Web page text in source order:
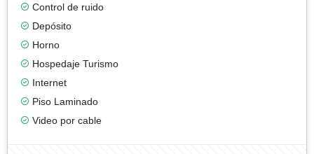
Control de ruido
Depósito
Horno
Hospedaje Turismo
Internet
Piso Laminado
Video por cable